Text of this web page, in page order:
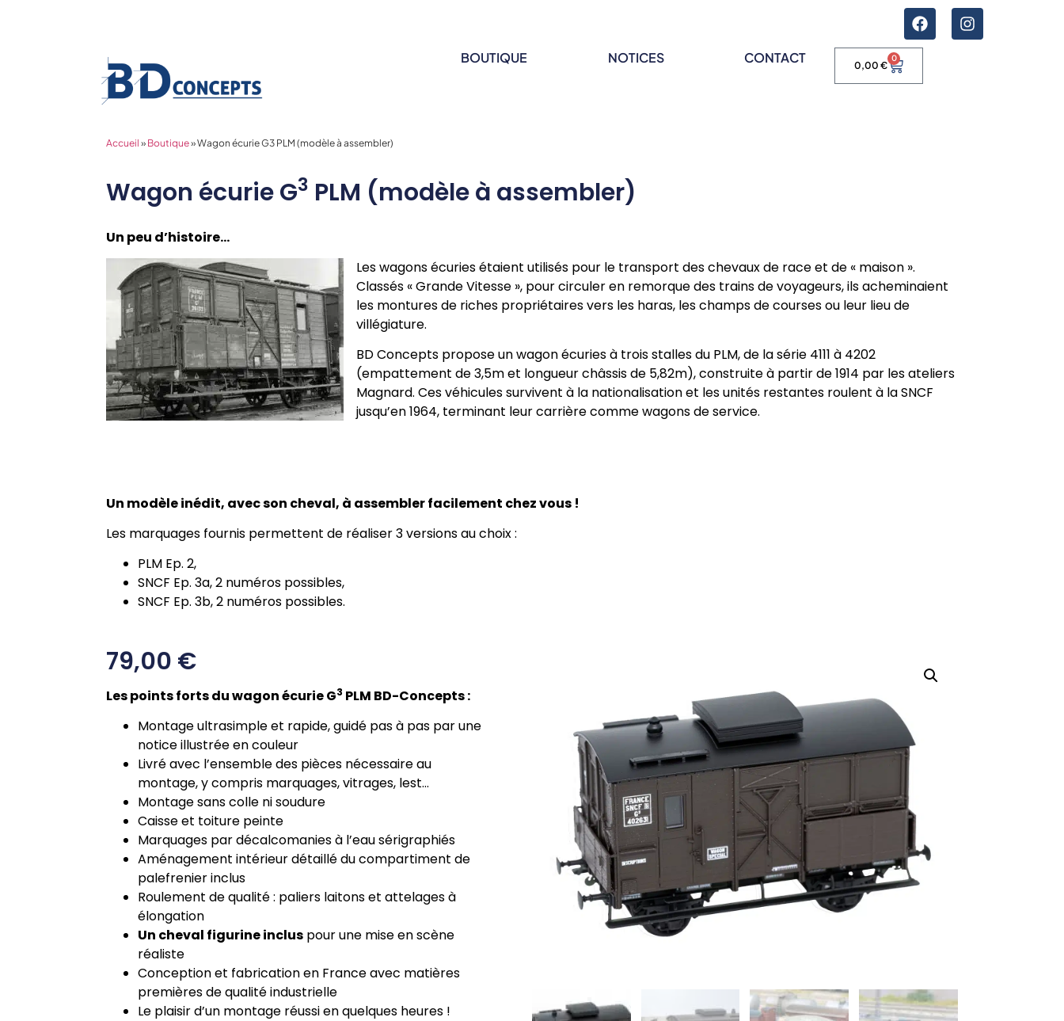
BOUTIQUE NOTICES CONTACT 0,00€
0
Accueil » Boutique»Wagon écurie G3 PLM (modèle à assembler)
Wagon écurie G3 PLM (modèle à assembler)
Un peu d’histoire…
Les wagons écuries étaient utilisés pour le transport des chevaux de race et de « maison ».
Classés « Grande Vitesse », pour circuler en remorque des trains de voyageurs, ils acheminaient
les montures de riches propriétaires vers les haras, les champs de courses ou leur lieu de
villégiature.
BD Concepts propose un wagon écuries à trois stalles du PLM, de la série 4111 à 4202
(empattement de 3,5m et longueur châssis de 5,82m), construite à partir de 1914 par les ateliers
Magnard. Ces véhicules survivent à la nationalisation et les unités restantes roulent à la SNCF
jusqu’en 1964, terminant leur carrière comme wagons de service.
Un modèle inédit, avec son cheval, à assembler facilement chez vous !
Les marquages fournis permettent de réaliser 3 versions au choix :
PLM Ep. 2,
SNCF Ep. 3a, 2 numéros possibles,
SNCF Ep. 3b, 2 numéros possibles.
79,00 €
Les points forts du wagon écurie G3 PLM BD-Concepts :
Montage ultrasimple et rapide, guidé pas à pas par une
notice illustrée en couleur
Livré avec l’ensemble des pièces nécessaire au
montage, y compris marquages, vitrages, lest…
Montage sans colle ni soudure
Caisse et toiture peinte
Marquages par décalcomanies à l’eau sérigraphiés
Aménagement intérieur détaillé du compartiment de
palefrenier inclus
Roulement de qualité : paliers laitons et attelages à
élongation
Un cheval figurine inclus pour une mise en scène
réaliste
Conception et fabrication en France avec matières
premières de qualité industrielle
Le plaisir d’un montage réussi en quelques heures !